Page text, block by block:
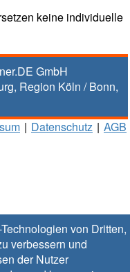
von Dritten,
verbessern und
der Nutzer
keine individuelle
GmbH
, Region Köln / Bonn,
| Datenschutz | AGB